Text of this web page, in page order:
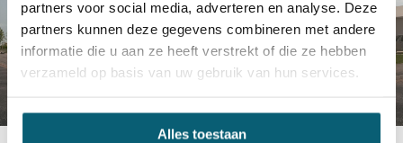
partners voor social media, adverteren en analyse. Deze
partners kunnen deze gegevens combineren met andere
informatie die u aan ze heeft verstrekt of die ze hebben
verzameld op basis van uw gebruik van hun services.
Alles toestaan